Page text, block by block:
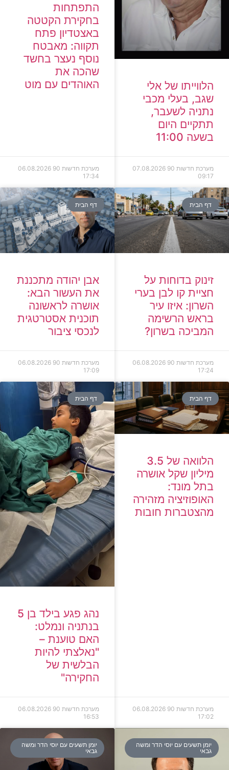
הלווייתו של אלי
שגב, בעלי מכבי
נתניה לשעבר,
תתקיים היום
בשעה 11:00
מערכת חדשות 90
07.08.2026
09:17
התפתחות
בחקירת הקטטה
באצטדיון פתח
תקווה: מאבטח
נוסף נעצר בחשד
שהכה את
האוהדים עם מוט
מערכת חדשות 90
06.08.2026
17:34
דף הבית
זינוק בדוחות על
חציית קו לבן בערי
השרון: איזו עיר
בראש הרשימה
המביכה בשרון?
מערכת חדשות 90
06.08.2026
17:24
דף הבית
אבן יהודה מתכננת
את העשור הבא:
אושרה לראשונה
תוכנית אסטרטגית
לנכסי ציבור
מערכת חדשות 90
06.08.2026
17:09
דף הבית
הלוואה של 3.5
מיליון שקל אושרה
בתל מונד:
האופוזיציה מזהירה
מהצטברות חובות
מערכת חדשות 90
06.08.2026
17:02
דף הבית
נהג פגע בילד בן 5
בנתניה ונמלט:
האם טוענת –
"נאלצתי להיות
הבלשית של
החקירה"
מערכת חדשות 90
06.08.2026
16:53
יומן תשעים עם יוסי הדר ומשה
גבאי
יומן תשעים עם יוסי הדר ומשה
גבאי